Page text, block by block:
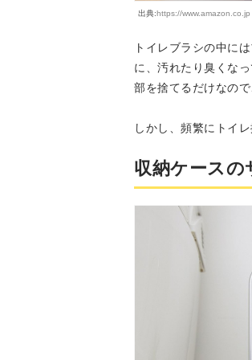
出典:https://www.amazon.co.jp
トイレブラシの中に
に、汚れたり臭くな
部を捨てるだけなので
しかし、頻繁にトイ
収納ケース